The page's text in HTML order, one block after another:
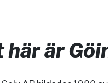
här är